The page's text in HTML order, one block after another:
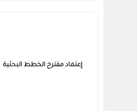
إعتماد مقترح الخطط البحثية